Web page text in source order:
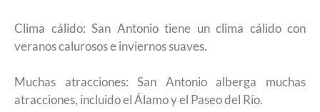
Clima cálido: San Antonio tiene un clima cálido con
veranos calurosos e inviernos suaves.
Muchas atracciones: San Antonio alberga muchas
atracciones, incluido el Álamo y el Paseo del Río.